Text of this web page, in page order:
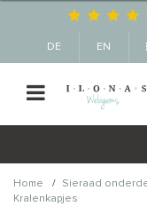
DE EN
Home / Sieraad
Kralenkapjes